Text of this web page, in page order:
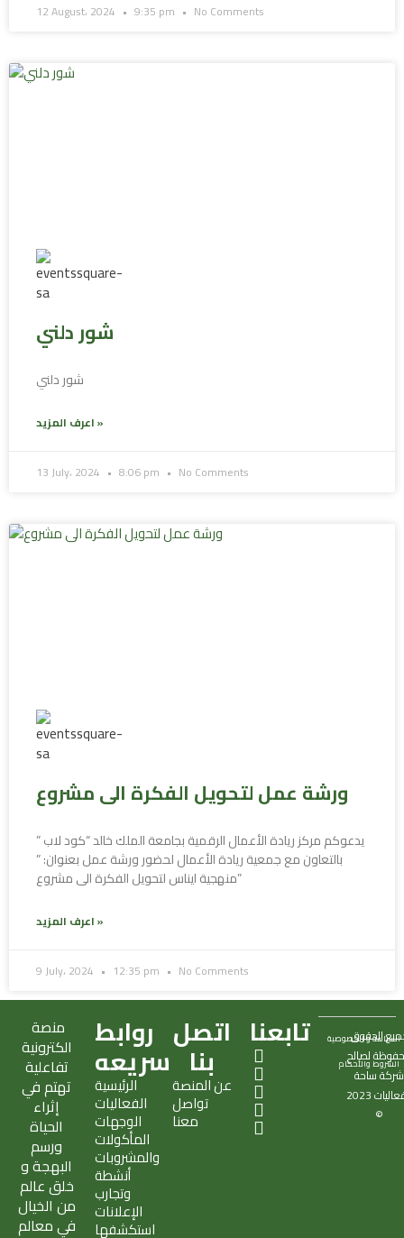
12 August، 2024 9:35 pm No Comments
شور دلني
شور دلني
اعرف المزيد »
13 July، 2024 8:06 pm No Comments
ورشة عمل لتحويل الفكرة الى مشروع
يدعوكم مركز ريادة الأعمال الرقمية بجامعة الملك خالد “كود لاب ”
بالتعاون مع جمعية ريادة الأعمال لحضور ورشة عمل بعنوان: ”
منهجية ايناس لتحويل الفكرة الى مشروع”
اعرف المزيد »
9 July، 2024 12:35 pm No Comments
منصة
الكترونية
تفاعلية
تهتم في
إثراء
الحياة
ورسم
البهجة و
خلق عالم
من الخيال
في معالم
روابط
سريعه
الرئيسية
الفعاليات
الوجهات
المأكولات
والمشروبات
أنشطة
وتجارب
الإعلانات
استكشفها
اتصل
بنا
عن المنصة
تواصل
معنا
تابعنا
X
-
t
w
i
t
S
n
a
p
c
h
T
i
k
t
o
k
I
n
s
t
a
g
E
n
v
e
l
o
السياسة و الخصوصية
الشروط والأحكام
الحقوق
لصالح
شركةساحة
2023
©